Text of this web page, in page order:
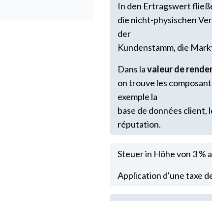
In den Ertragswert
die nicht-physischen
der
Kundenstamm, die
Dans lavaleur de
on trouve les
exemple la
base de données client,
réputation.
Steuer in Höhe von 3 %
Application d'une taxe